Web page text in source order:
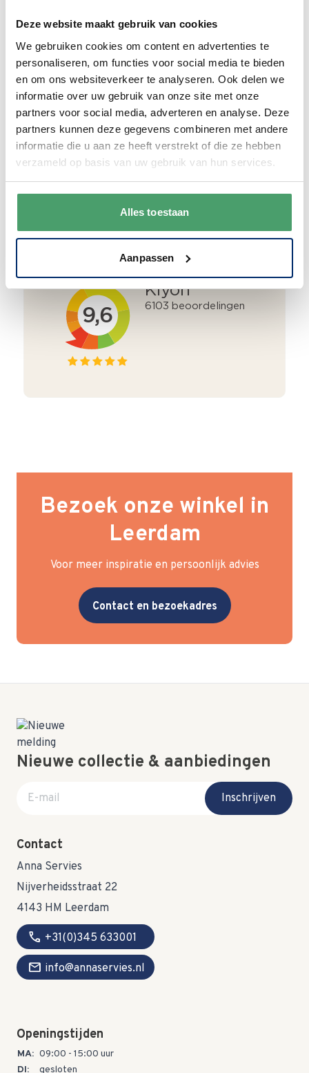
Deze website maakt gebruik van cookies
We gebruiken cookies om content en advertenties te
personaliseren, om functies voor social media te bieden
en om ons websiteverkeer te analyseren. Ook delen we
informatie over uw gebruik van onze site met onze
partners voor social media, adverteren en analyse. Deze
partners kunnen deze gegevens combineren met andere
informatie die u aan ze heeft verstrekt of die ze hebben
verzameld op basis van uw gebruik van hun services.
Alles toestaan
Aanpassen
Duurzaam
We verpakken onze producten zorgvuldig
en duurzaam met hergebruikt karton en
papier.Vanaf € 55,- wordt jouw bestelling
ook nog eens helemaalgratis verzonden .
Goede waardering
We krijgen een goede waardering van Onze
klanten. 9+ gemiddeld.
Bezoek onze winkel in
Leerdam
Voor meer inspiratie en persoonlijk advies
Contact en bezoekadres
Nieuwe collectie & aanbiedingen
E-mail adres
Inschrijven
Contact
Anna Servies
Nijverheidsstraat 22
4143 HM Leerdam
call +31(0)345 633001
mail info@annaservies.nl
Openingstijden
MA: 09:00 - 15:00 uur
DI:
gesloten